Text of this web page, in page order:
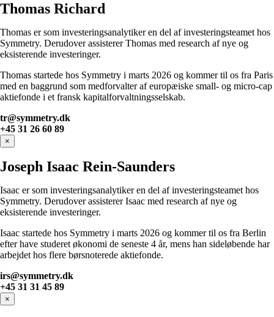
Thomas Richard
Thomas er som investeringsanalytiker en del af investeringsteamet hos
Symmetry. Derudover assisterer Thomas med research af nye og
eksisterende investeringer.
Thomas startede hos Symmetry i marts 2026 og kommer til os fra Paris
med en baggrund som medforvalter af europæiske small- og micro-cap
aktiefonde i et fransk kapitalforvaltningsselskab.
tr@symmetry.dk
+45 31 26 60 89
×
Joseph Isaac Rein-Saunders
Isaac er som investeringsanalytiker en del af investeringsteamet hos
Symmetry. Derudover assisterer Isaac med research af nye og
eksisterende investeringer.
Isaac startede hos Symmetry i marts 2026 og kommer til os fra Berlin
efter have studeret økonomi de seneste 4 år, mens han sideløbende har
arbejdet hos flere børsnoterede aktiefonde.
irs@symmetry.dk
+45 31 31 45 89
×